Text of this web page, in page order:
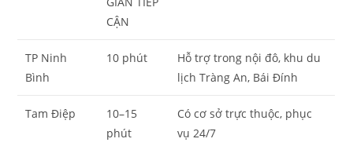
CẬN
TP Ninh
Bình
10 phút
Hỗ trợ trong nội đô, khu du
lịch Tràng An, Bái Đính
Tam Điệp
10–15
phút
Có cơ sở trực thuộc, phục
vụ 24/7